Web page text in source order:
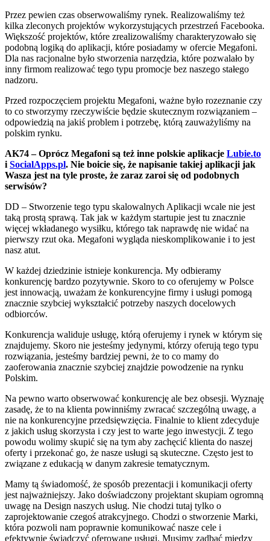
Przez pewien czas obserwowaliśmy rynek. Realizowaliśmy też
kilka zleconych projektów wykorzystujących przestrzeń Facebooka.
Większość projektów, które zrealizowaliśmy charakteryzowało się
podobną logiką do aplikacji, które posiadamy w ofercie Megafoni.
Dla nas racjonalne było stworzenia narzędzia, które pozwalało by
inny firmom realizować tego typu promocje bez naszego stałego
nadzoru.
Przed rozpoczęciem projektu Megafoni, ważne było rozeznanie czy
to co stworzymy rzeczywiście będzie skutecznym rozwiązaniem –
odpowiedzią na jakiś problem i potrzebę, którą zauważyliśmy na
polskim rynku.
AK74 – Oprócz Megafoni są też inne polskie aplikacje Lubie.to
i SocialApps.pl. Nie boicie się, że napisanie takiej aplikacji jak
Wasza jest na tyle proste, że zaraz zaroi się od podobnych
serwisów?
DD – Stworzenie tego typu skalowalnych Aplikacji wcale nie jest
taką prostą sprawą. Tak jak w każdym startupie jest tu znacznie
więcej wkładanego wysiłku, którego tak naprawdę nie widać na
pierwszy rzut oka. Megafoni wygląda nieskomplikowanie i to jest
nasz atut.
W każdej dziedzinie istnieje konkurencja. My odbieramy
konkurencję bardzo pozytywnie. Skoro to co oferujemy w Polsce
jest innowacją, uważam że konkurencyjne firmy i usługi pomogą
znacznie szybciej wykształcić potrzeby naszych docelowych
odbiorców.
Konkurencja waliduje usługę, którą oferujemy i rynek w którym się
znajdujemy. Skoro nie jesteśmy jedynymi, którzy oferują tego typu
rozwiązania, jesteśmy bardziej pewni, że to co mamy do
zaoferowania znacznie szybciej znajdzie powodzenie na rynku
Polskim.
Na pewno warto obserwować konkurencję ale bez obsesji. Wyznaję
zasadę, że to na klienta powinniśmy zwracać szczególną uwagę, a
nie na konkurencyjne przedsięwzięcia. Finalnie to klient zdecyduje
z jakich usług skorzysta i czy jest to warte jego inwestycji. Z tego
powodu wolimy skupić się na tym aby zachęcić klienta do naszej
oferty i przekonać go, że nasze usługi są skuteczne. Często jest to
związane z edukacją w danym zakresie tematycznym.
Mamy tą świadomość, że sposób prezentacji i komunikacji oferty
jest najważniejszy. Jako doświadczony projektant skupiam ogromną
uwagę na Design naszych usług. Nie chodzi tutaj tylko o
zaprojektowanie czegoś atrakcyjnego. Chodzi o stworzenie Marki,
która pozwoli nam poprawnie komunikować nasze cele i
efektywnie świadczyć oferowane usługi. Musimy zadbać między